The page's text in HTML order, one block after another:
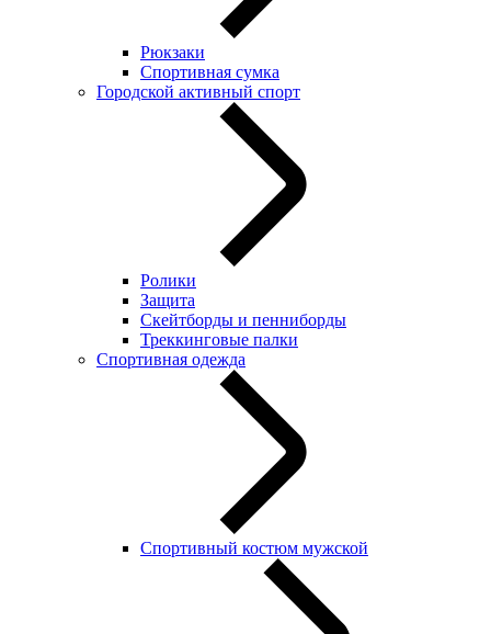
Рюкзаки
Спортивная сумка
Городской активный спорт
Ролики
Защита
Скейтборды и пенниборды
Треккинговые палки
Спортивная одежда
Спортивный костюм мужской